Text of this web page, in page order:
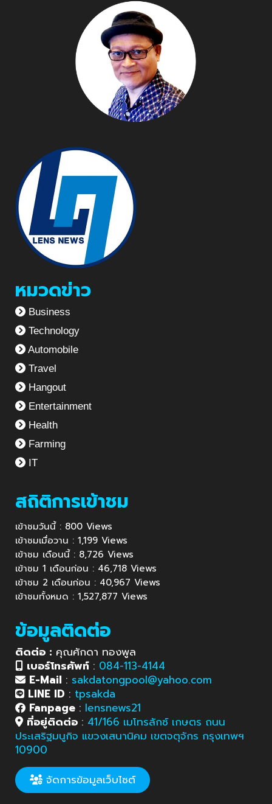
สาธารณสุขสู่ ”เศรษฐกิจ
สุขภาพ” เชื่อมถึงภาคเกษตร
อุตสาหกรรม การท่องเที่ยว
เตรียมจับมือญี่ปุ่นพัฒนา
”อุปกรณ์การแพทย์” และ
”อุตสาหกรรมเซมิ
คอนดักเตอร์”
หมวดข่าว
Business
Technology
Automobile
Travel
Hangout
Entertainment
Health
Farming
IT
สถิติการเข้าชม
เข้าชมวันนี้ : 800 Views
เข้าชมเมื่อวาน : 1,199 Views
เข้าชม เดือนนี้ : 8,726 Views
เข้าชม 1 เดือนก่อน : 46,718 Views
เข้าชม 2 เดือนก่อน : 40,967 Views
เข้าชมทั้งหมด : 1,527,877 Views
ข้อมูลติดต่อ
ติดต่อ : คุณศักดา ทองพูล
เบอร์โทรศัพท์ : 084-113-4144
E-Mail : sakdatongpool@yahoo.com
LINE ID : tpsakda
Fanpage : lensnews21
ที่อยู่ติดต่อ : 41/166 เมโทรลักซ์ เกษตร ถนน
ประเสริฐมนูกิจ แขวงเสนานิคม เขตจตุจักร กรุงเทพฯ
10900
จัดการข้อมูลเว็บไซต์